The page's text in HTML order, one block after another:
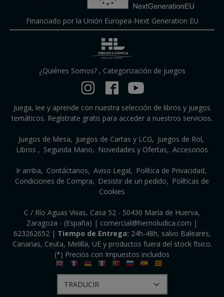
Financiado por la Unión Europea-Next Generation EU
¿Quiénes Somos?, Categorización de juegos
Juega, lee y aprende con nuestra selección de libros y juegos
temáticos. Regístrate gratis para acceder a nuestros servicios.
Juegos de Mesa Juegos de Cartas y LCG
Juegos de Rol
Libros
Segunda Mano Novedades y Ofertas Accesorios
Ir arriba Contáctanos Aviso Legal
Política de Privacidad
Condiciones de Compra
Desistir de un pedido
Políticas de
Cookies
C / Río Aguas Vivas, Casa 52 - 50430 María de Huerva,
Zaragoza - (España) | comercial@hemoludica.com |
623262652| Tiempo de Entrega: 24h-48h, salvo Baleares,
Canarias, Ceuta, Melilla, UE y productos fuera del stock físico.
(*) Precios con Impuestos incluidos